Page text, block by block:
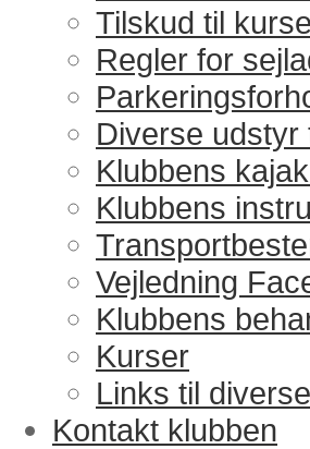
Tilskud til
Regler for
Diverse udstyr
Klubbens
Klubbens
Vejledning
Klubbens
Kurser
Links til
Kontakt klubben